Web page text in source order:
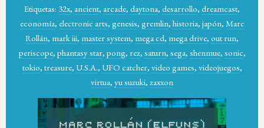
Etiquetas: 32x, ancient, arcade, daytona, desarrollo, dreamcast,
economía, electronic arts, genesis, gremlin, historia, japón, Marc
Rollán, mark iii, master system, mega cd, mega drive, out run,
periscope, phantasy star, pong, rez, saturn, sega, shenmue, sonic,
tokio, treasure, U.S.A., UFO catcher, video games, videojuegos,
virtua, yu suzuki, zaxxon